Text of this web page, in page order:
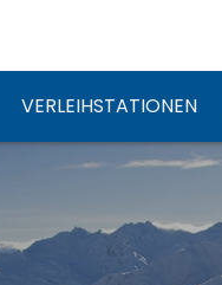
VERLEIHSTATIONEN